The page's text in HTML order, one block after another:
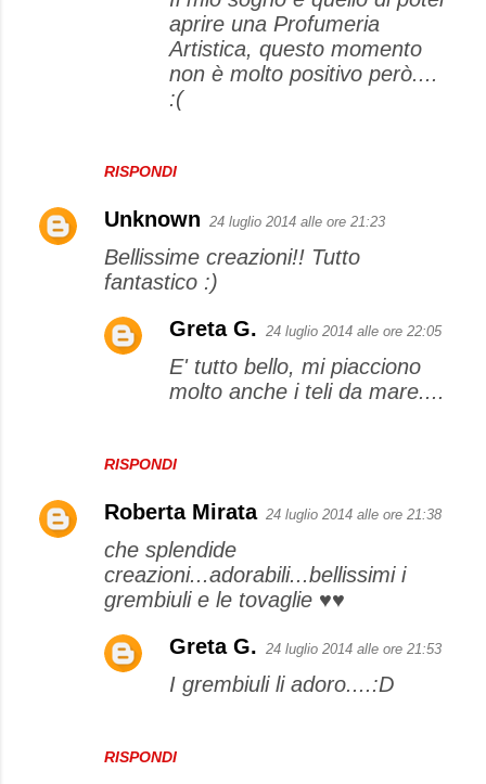
RISPONDI
aprire una Profumeria
Artistica, questo momento
non è molto positivo però....
:(
Unknown 24 luglio 2014 alle ore 21:23
Bellissime creazioni!! Tutto
fantastico :)
RISPONDI
Greta G. 24 luglio 2014 alle ore 22:05
E' tutto bello, mi piacciono
molto anche i teli da mare....
Roberta Mirata 24 luglio 2014 alle ore 21:38
che splendide
creazioni...adorabili...bellissimi i
grembiuli e le tovaglie ♥♥
RISPONDI
Greta G. 24 luglio 2014 alle ore 21:53
I grembiuli li adoro....:D